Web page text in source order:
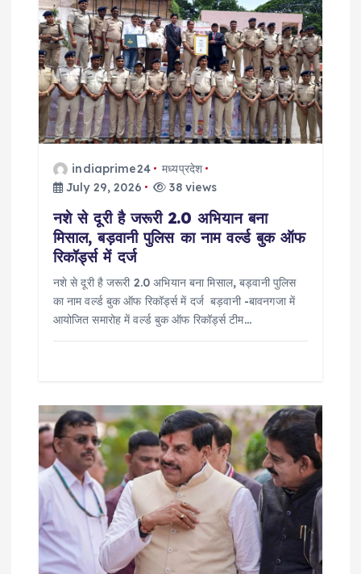
g
a
t
indiaprime24
मध्यप्रदेश
July 29, 2026
38 views
नशे से दूरी है जरूरी 2.0 अभियान बना
मिसाल, बड़वानी पुलिस का नाम वर्ल्ड बुक ऑफ
रिकॉर्ड्स में दर्ज
नशे से दूरी है जरूरी 2.0 अभियान बना मिसाल, बड़वानी पुलिस
का नाम वर्ल्ड बुक ऑफ रिकॉर्ड्स में दर्ज बड़वानी -बावनगजा में
आयोजित समारोह में वर्ल्ड बुक ऑफ रिकॉर्ड्स टीम…